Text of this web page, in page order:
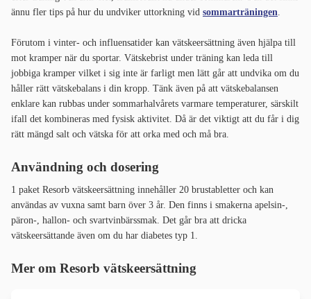
ännu fler tips på hur du undviker uttorkning vid sommarträningen.
Förutom i vinter- och influensatider kan vätskeersättning även hjälpa till
mot kramper när du sportar. Vätskebrist under träning kan leda till
jobbiga kramper vilket i sig inte är farligt men lätt går att undvika om du
håller rätt vätskebalans i din kropp. Tänk även på att vätskebalansen
enklare kan rubbas under sommarhalvårets varmare temperaturer, särskilt
ifall det kombineras med fysisk aktivitet. Då är det viktigt att du får i dig
rätt mängd salt och vätska för att orka med och må bra.
Användning och dosering
1 paket Resorb vätskeersättning innehåller 20 brustabletter och kan
användas av vuxna samt barn över 3 år. Den finns i smakerna apelsin-,
päron-, hallon- och svartvinbärssmak. Det går bra att dricka
vätskeersättande även om du har diabetes typ 1.
Mer om Resorb vätskeersättning